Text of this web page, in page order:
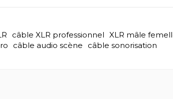
câble XLR professionnel XLR mâle
câble audio scène câble sonorisation